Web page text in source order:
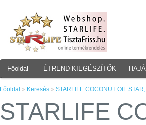
Főoldal ÉTREND-KIEGÉSZÍTŐK
Főoldal » Keresés » STARLIFE COCONUT OIL
STARLIFE